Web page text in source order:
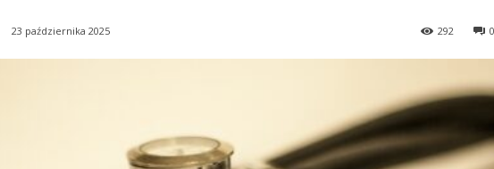
23 października 2025 0
292